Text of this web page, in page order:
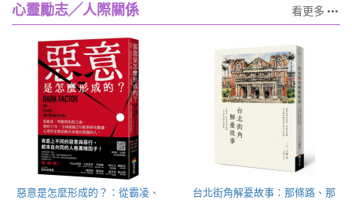
心靈勵志╱人際關係 看更多
惡意是怎麼形成的？：從霸凌、
台北街角解憂故事：那條路、那